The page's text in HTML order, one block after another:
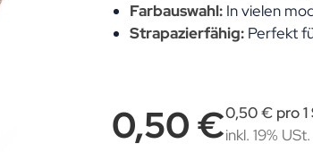
Farbauswahl:In vielen
Strapazierfähig:Perfekt
0,50 €0,50 € pro 1
inkl. 19% USt.